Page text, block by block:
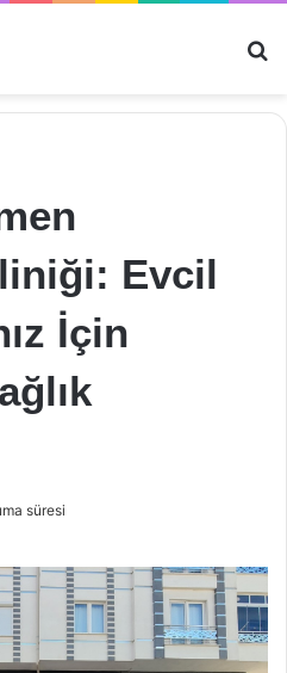
Evcil
İçin
süresi